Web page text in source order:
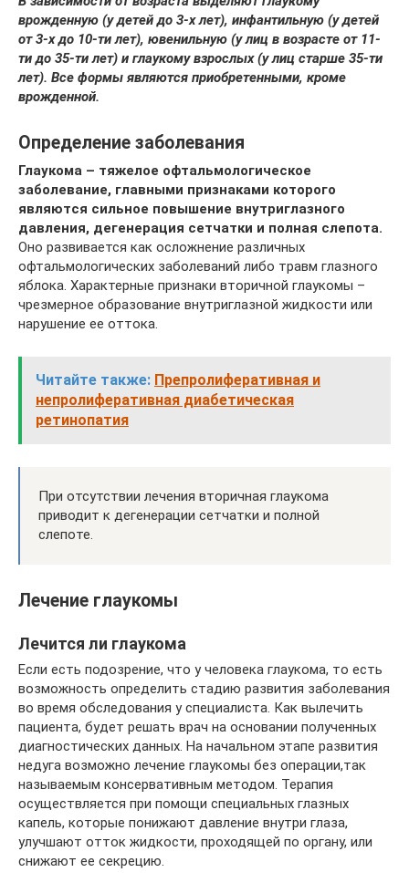
врожденную (у детей до 3-х лет), инфантильную (у детей
от 3-х до 10-ти лет), ювенильную (у лиц в возрасте от 11-
ти до 35-ти лет) и глаукому взрослых (у лиц старше 35-ти
лет). Все формы являются приобретенными, кроме
врожденной.
Определение заболевания
Глаукома – тяжелое офтальмологическое
заболевание, главными признаками которого
являются сильное повышение внутриглазного
давления, дегенерация сетчатки и полная слепота.
Оно развивается как осложнение различных
офтальмологических заболеваний либо травм глазного
яблока. Характерные признаки вторичной глаукомы –
чрезмерное образование внутриглазной жидкости или
нарушение ее оттока.
Читайте также: Препролиферативная и
непролиферативная диабетическая
ретинопатия
При отсутствии лечения вторичная глаукома
приводит к дегенерации сетчатки и полной
слепоте.
Лечение глаукомы
Лечится ли глаукома
Если есть подозрение, что у человека глаукома, то есть
возможность определить стадию развития заболевания
во время обследования у специалиста. Как вылечить
пациента, будет решать врач на основании полученных
диагностических данных. На начальном этапе развития
недуга возможно лечение глаукомы без операции,так
называемым консервативным методом. Терапия
осуществляется при помощи специальных глазных
капель, которые понижают давление внутри глаза,
улучшают отток жидкости, проходящей по органу, или
снижают ее секрецию.